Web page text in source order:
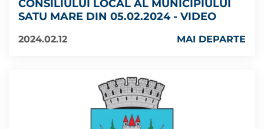
CONSILIULUI LOCAL AL MUNICIPIULUI
SATU MARE DIN 05.02.2024 - VIDEO
2024.02.12 MAI DEPARTE